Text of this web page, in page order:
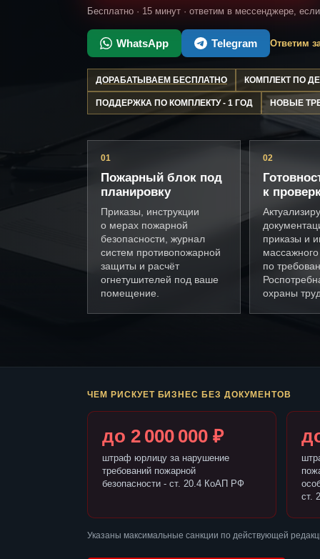
Бесплатно · 15 минут · ответим в мессенджере,
WhatsApp Telegram Ответим
ДОРАБАТЫВАЕМ БЕСПЛАТНО КОМПЛЕКТ ПО
ПОДДЕРЖКА ПО КОМПЛЕКТУ - 1 ГОД НОВЫЕ
01
Пожарный блок под
планировку
Приказы, инструкции
о мерах пожарной
безопасности, журнал
систем противопожарной
защиты и расчёт
огнетушителей под ваше
помещение.
02
к
приказы и
по
охраны
ЧЕМ РИСКУЕТ БИЗНЕС БЕЗ ДОКУМЕНТОВ
до 2 000 000 ₽
штраф юрлицу за нарушение
требований пожарной
безопасности - ст. 20.4 КоАП РФ
ст.
Указаны максимальные санкции по действующей